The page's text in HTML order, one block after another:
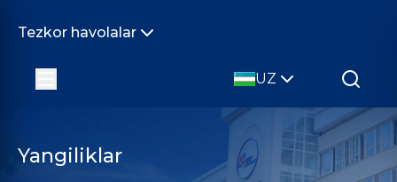
Tezkor havolalar
UZ
Yangiliklar